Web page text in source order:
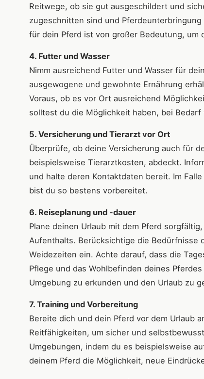
Reitwege, ob sie gut ausgeschildert und
zugeschnitten sind und
für dein Pferd ist von großer Bedeutung, um
4. Futter und Wasser
Nimm ausreichend Futter und Wasser für
ausgewogene und gewohnte Ernährung
Voraus, ob es vor Ort ausreichend
solltest du die Möglichkeit haben, bei
5. Versicherung und Tierarzt vor Ort
Überprüfe, ob deine Versicherung auch für
beispielsweise Tierarztkosten, abdeckt.
und halte deren Kontaktdaten bereit. Im
bist du so bestens vorbereitet.
6. Reiseplanung und -dauer
Plane deinen Urlaub mit dem Pferd
Aufenthalts. Berücksichtige die Bedürfnisse
Weidezeiten ein. Achte darauf, dass die
Pflege und das Wohlbefinden deines
Umgebung zu erkunden und den Urlaub zu
7. Training und Vorbereitung
Bereite dich und dein Pferd vor dem Urlaub
Reitfähigkeiten, um sicher und
Umgebungen, indem du es beispielsweise
deinem Pferd die Möglichkeit, neue